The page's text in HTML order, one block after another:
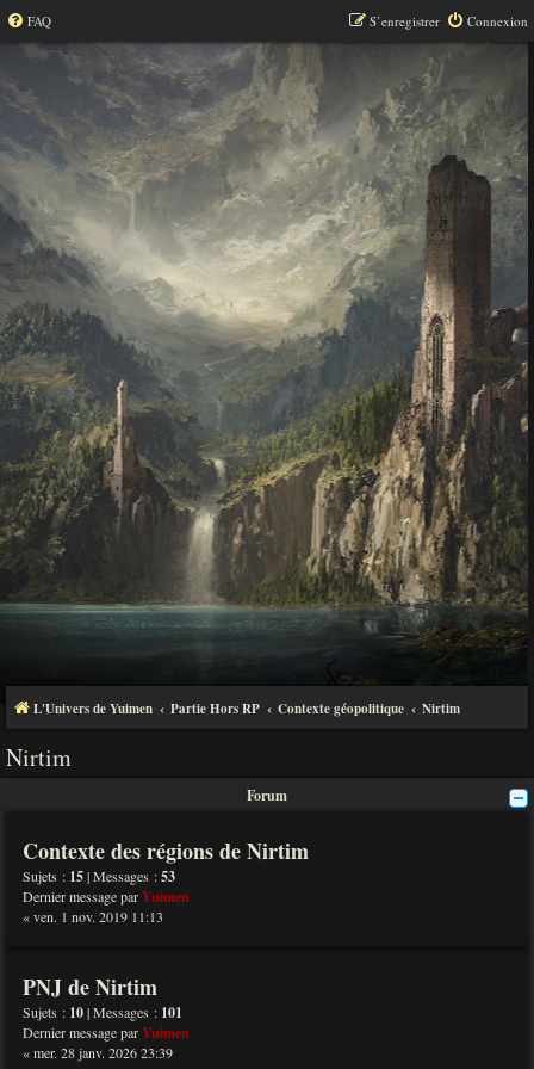
FAQ Connexion
S’enregistrer
L'Univers de Yuimen Partie Hors RP Contexte géopolitique Nirtim
Nirtim
Forum
Contexte des régions de Nirtim
Sujets : 15| Messages :53
Dernier message parYuimen
« ven. 1 nov. 2019 11:13
PNJ de Nirtim
Sujets : 10| Messages : 101
Dernier message parYuimen
« mer. 28 janv. 2026 23:39